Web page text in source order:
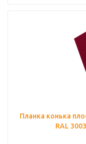
Планка конька
RAL